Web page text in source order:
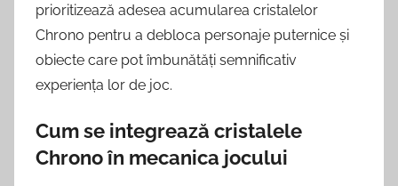
prioritizează adesea acumularea cristalelor
Chrono pentru a debloca personaje puternice și
obiecte care pot îmbunătăți semnificativ
experiența lor de joc.
Cum se integrează cristalele
Chrono în mecanica jocului